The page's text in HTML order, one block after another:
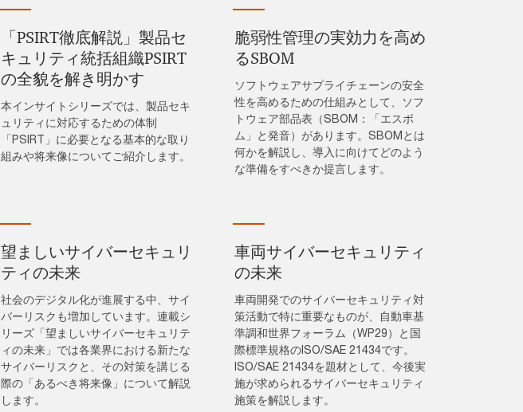
「PSIRT徹底解説」製品セ
キュリティ統括組織PSIRT
の全貌を解き明かす
本インサイトシリーズでは、製品セキ
ュリティに対応するための体制
「PSIRT」に必要となる基本的な取り
組みや将来像についてご紹介します。
脆弱性管理の実効力を高め
るSBOM
ソフトウェアサプライチェーンの安全
性を高めるための仕組みとして、ソフ
トウェア部品表（SBOM：「エスボ
ム」と発音）があります。SBOMとは
何かを解説し、導入に向けてどのよう
な準備をすべきか提言します。
望ましいサイバーセキュリ
ティの未来
社会のデジタル化が進展する中、サイ
バーリスクも増加しています。連載シ
リーズ「望ましいサイバーセキュリテ
ィの未来」では各業界における新たな
サイバーリスクと、その対策を講じる
際の「あるべき将来像」について解説
します。
車両サイバーセキュリティ
の未来
車両開発でのサイバーセキュリティ対
策活動で特に重要なものが、自動車基
準調和世界フォーラム（WP29）と国
際標準規格のISO/SAE 21434です。
ISO/SAE 21434を題材として、今後実
施が求められるサイバーセキュリティ
施策を解説します。